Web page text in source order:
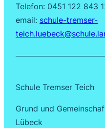
Telefon: 0451 122 843
email: schule-tremser-
Schule Tremser Teich
Grund und
Lübeck